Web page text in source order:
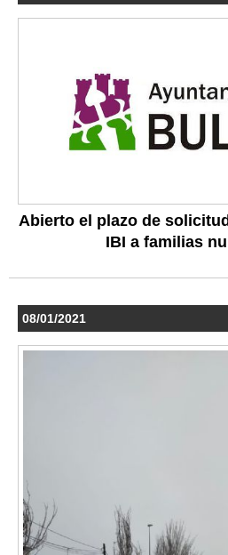
Abierto el plazo de
IBI a familias
08/01/2021